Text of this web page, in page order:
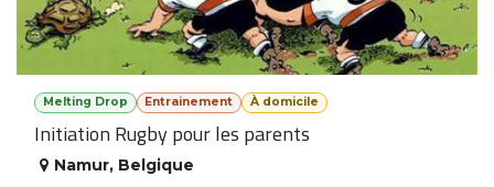
Melting Drop Entrainement À domicile
Initiation Rugby pour les parents
Namur, Belgique